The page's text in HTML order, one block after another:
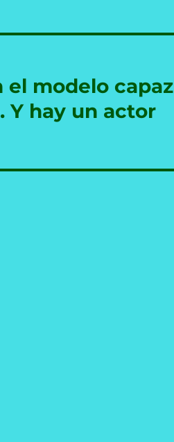
el modelo capaz
Y hay un actor